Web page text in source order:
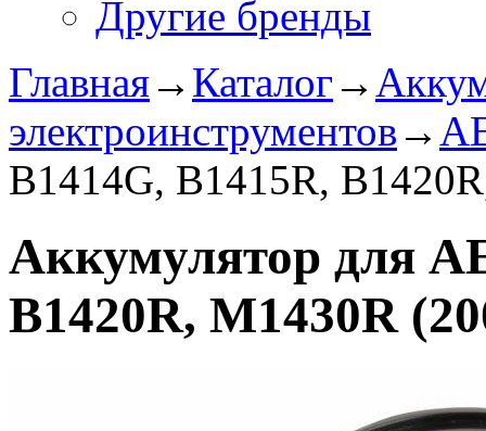
Другие бренды
Главная→ Каталог →
электроинструментов →
B1414G, B1415R,
Аккумулятор для
B1420R, M1430R